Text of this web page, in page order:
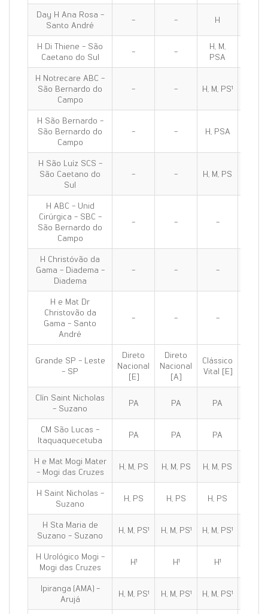
Day H Ana Rosa -
Santo André
- - H
H Di Thiene - São
Caetano do Sul
- -
H, M,
PSA
H Notrecare ABC -
São Bernardo do
Campo
- - H, M, PS¹
H São Bernardo -
São Bernardo do
Campo
- - H, PSA
H São Luíz SCS -
São Caetano do
Sul
- - H, M, PS
H ABC - Unid
Cirúrgica - SBC -
São Bernardo do
Campo
- - -
H Christóvão da
Gama - Diadema -
Diadema
- - -
H e Mat Dr
Christovão da
Gama - Santo
André
- - -
Grande SP - Leste
- SP
Direto
Nacional
[E]
Direto
Nacional
[A]
Clássico
Vital [E]
Clín Saint Nicholas
- Suzano
PA PA PA
CM São Lucas -
Itaquaquecetuba
PA PA PA
H e Mat Mogi Mater
- Mogi das Cruzes
H, M, PS H, M, PS H, M, PS
H Saint Nicholas -
Suzano
H, PS H, PS H, PS
H Sta Maria de
Suzano - Suzano
H, M, PS¹ H, M, PS¹ H, M, PS¹
H Urológico Mogi -
Mogi das Cruzes
H¹ H¹ H¹
Ipiranga (AMA) -
Arujá
H, M, PS¹ H, M, PS¹ H, M, PS¹